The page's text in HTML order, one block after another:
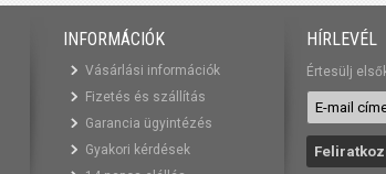
INFORMÁCIÓK
Vásárlási információk
Fizetés és szállítás
Garancia ügyintézés
Gyakori kérdések
HÍRLEVÉL
Értesülj